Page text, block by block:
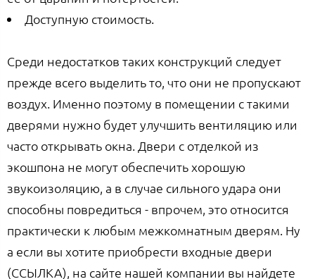
Доступную стоимость.
Среди недостатков таких конструкций следует
прежде всего выделить то, что они не пропускают
воздух. Именно поэтому в помещении с такими
дверями нужно будет улучшить вентиляцию или
часто открывать окна. Двери с отделкой из
экошпона не могут обеспечить хорошую
звукоизоляцию, а в случае сильного удара они
способны повредиться - впрочем, это относится
практически к любым межкомнатным дверям. Ну
а если вы хотите приобрести входные двери
(ССЫЛКА), на сайте нашей компании вы найдете